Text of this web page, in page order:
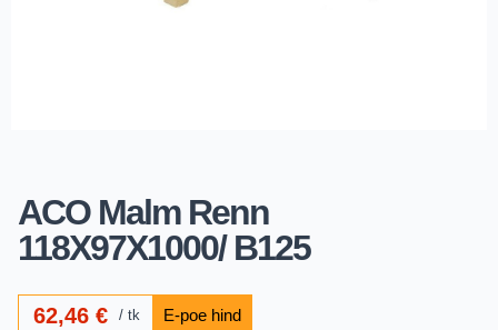
ACO Malm Renn
118X97X1000/ B125
62,46€ tk